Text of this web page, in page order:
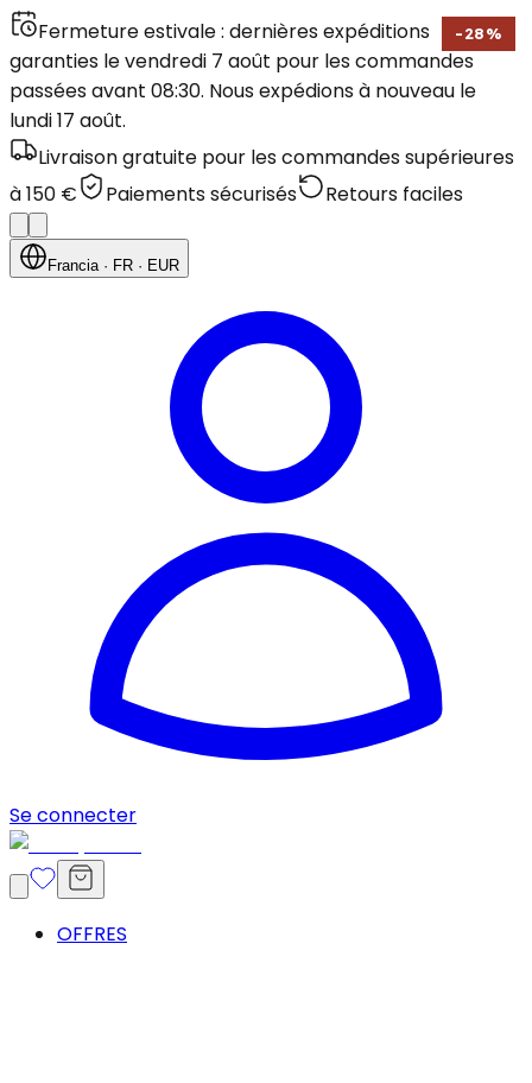
Fermeture estivale : dernières expéditions
garanties le vendredi 7 août pour les commandes
passées avant 08:30. Nous expédions à nouveau le
lundi 17 août.
Livraison gratuite pour les commandes supérieures
à 150 €
Paiements sécurisés Retours faciles
Francia· FR · EUR
Se connecter
OFFRES
- 28 %